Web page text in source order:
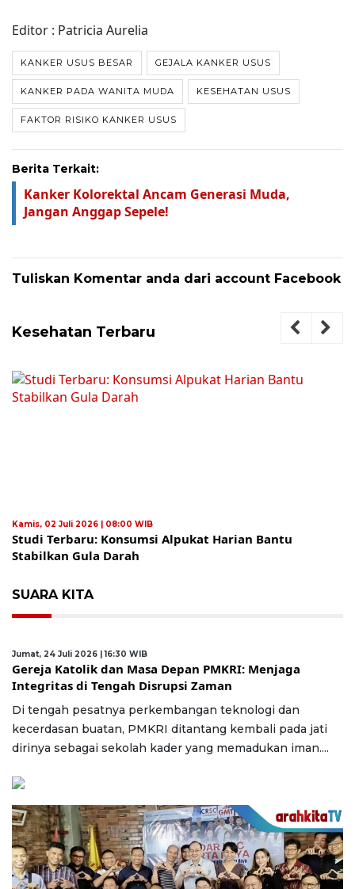
Editor : Patricia Aurelia
KANKER USUS BESAR GEJALA KANKER USUS
KANKER PADA WANITA MUDA KESEHATAN USUS
FAKTOR RISIKO KANKER USUS
Berita Terkait:
Kanker Kolorektal Ancam Generasi Muda,
Jangan Anggap Sepele!
Tuliskan Komentar anda dari account Facebook
Kesehatan Terbaru
Kamis, 02 Juli 2026 | 08:00 WIB
Studi Terbaru: Konsumsi Alpukat Harian Bantu
Stabilkan Gula Darah
SUARA KITA
Jumat, 24 Juli 2026 | 16:30 WIB
Gereja Katolik dan Masa Depan PMKRI: Menjaga
Integritas di Tengah Disrupsi Zaman
Di tengah pesatnya perkembangan teknologi dan
kecerdasan buatan, PMKRI ditantang kembali pada jati
dirinya sebagai sekolah kader yang memadukan iman....